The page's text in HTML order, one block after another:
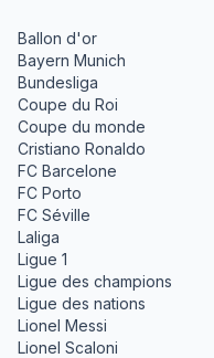
Ballon d'or
Bayern Munich
Bundesliga
Coupe du Roi
Coupe du monde
Cristiano Ronaldo
FC Barcelone
FC Porto
FC Séville
Laliga
Ligue 1
Ligue des champions
Ligue des nations
Lionel Messi
Lionel Scaloni